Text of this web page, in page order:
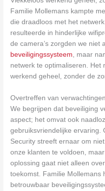
Familie Mollemans kampte
die draadloos met het
resulteerde in hinderlijke
de camera’s zorgden we niet
beveiligingssysteem , maar
netwerk te optimaliseren. Het
werkend geheel, zonder de
Overtreffen van
We begrijpen dat beveiliging
aspect; het omvat ook
gebruiksvriendelijke ervaring.
Security streeft ernaar om
onze klanten te voldoen,
oplossing gaat niet alleen
toekomst. Familie Mollemans
betrouwbaar